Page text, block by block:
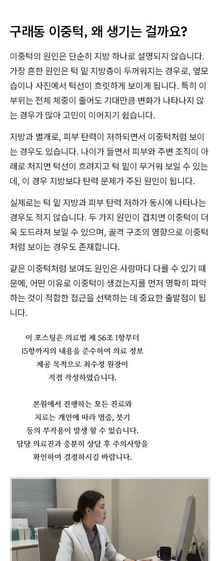
구래동 이중턱, 왜 생기는 걸까요?
이중턱의 원인은 단순히 지방 하나로 설명되지 않습니다.
가장 흔한 원인은 턱 밑 지방층이 두꺼워지는 경우로, 옆모
습이나 사진에서 턱선이 흐릿하게 보이게 됩니다. 특히 이
부위는 전체 체중이 줄어도 기대만큼 변화가 나타나지 않
는 경우가 많아 고민이 이어지기 쉽습니다.
지방과 별개로, 피부 탄력이 저하되면서 이중턱처럼 보이
는 경우도 있습니다. 나이가 들면서 피부와 주변 조직이 아
래로 처지면 턱선이 흐려지고 턱 밑이 무거워 보일 수 있는
데, 이 경우 지방보다 탄력 문제가 주된 원인이 됩니다.
실제로는 턱 밑 지방과 피부 탄력 저하가 동시에 나타나는
경우도 적지 않습니다. 두 가지 원인이 겹치면 이중턱이 더
욱 도드라져 보일 수 있으며, 골격 구조의 영향으로 이중턱
처럼 보이는 경우도 존재합니다.
같은 이중턱처럼 보여도 원인은 사람마다 다를 수 있기 때
문에, 어떤 이유로 이중턱이 생겼는지를 먼저 명확히 파악
하는 것이 적합한 접근을 선택하는 데 중요한 출발점이 됩
니다.